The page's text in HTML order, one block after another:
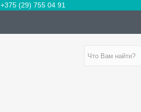
+375 (29) 755 04 91